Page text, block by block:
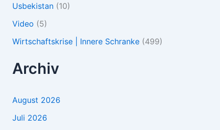
Usbekistan(10)
Video (5)
Wirtschaftskrise | Innere Schranke(499)
Archiv
August 2026
Juli 2026